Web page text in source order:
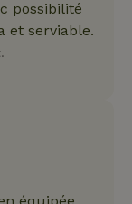
possibilité
et serviable.